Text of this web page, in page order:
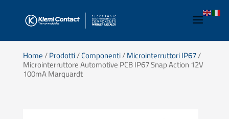
Home/Prodotti/Componenti/Microinterruttori IP67/
Microinterruttore Automotive PCB IP67 Snap Action 12V
100mA Marquardt